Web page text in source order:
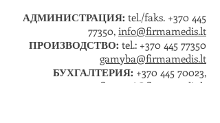
АДМИНИСТРАЦИЯ: tel./faks. +370 445
77350, info@firmamedis.lt
ПРОИЗВОДСТВО: tel.: +370 445 77350
gamyba@firmamedis.lt
БУХГАЛТЕРИЯ: +370 445 70023,
finansai@firmamedis.lt